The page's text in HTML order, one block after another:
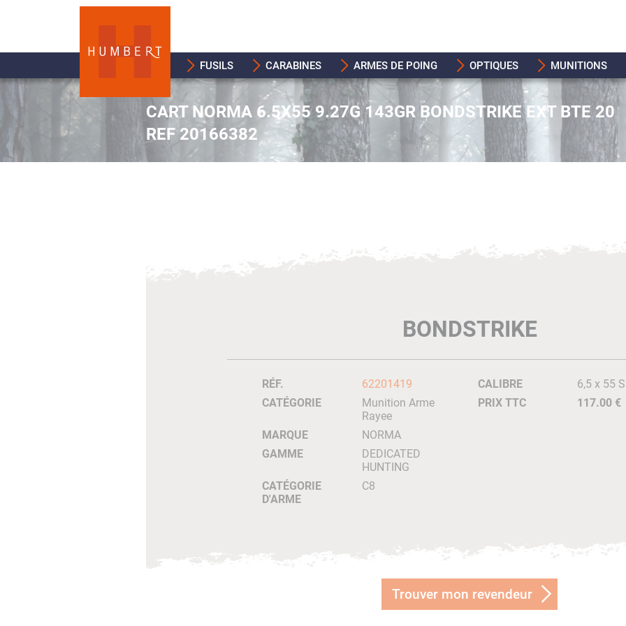
FUSILS CARABINES ARMES DE POING OPTIQUES MUNITIONS
CART NORMA 6.5X55 9.27G 143GR BONDSTRIKE EXT BTE 20
REF 20166382
BONDSTRIKE
RÉF.
62201419
CATÉGORIE
Munition Arme
Rayee
MARQUE
NORMA
GAMME
DEDICATED
HUNTING
CATÉGORIE
D'ARME
C8
CALIBRE
6,5 x 55
PRIX TTC
117.00 €
Trouver mon revendeur